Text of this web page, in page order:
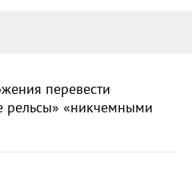
перевести
рельсы» «никчемными